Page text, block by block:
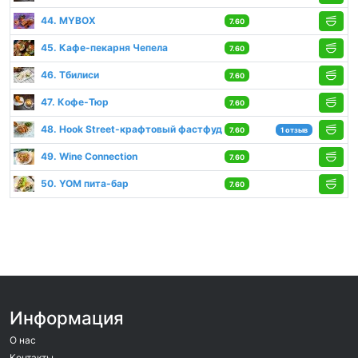
44. MYBOX 7.60
45. Кафе-пекарня Чепела 7.60
46. Тбилиси 7.60
47. Кофе-Тюр 7.60
48. Hook Street-крафтовый фастфуд 7.60 1 отзыв
49. Wine Сonnection 7.60
50. YOM пита-бар 7.60
Информация
О нас